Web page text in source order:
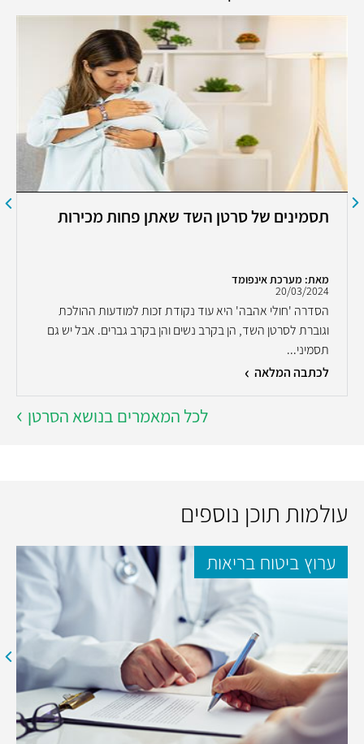
תסמינים של סרטן השד שאתן פחות מכירות
מאת: מערכת אינפומד
20/03/2024
הסדרה 'חולי אהבה' היא עוד נקודת זכות למודעות ההולכת
וגוברת לסרטן השד, הן בקרב נשים והן בקרב גברים. אבל יש גם
תסמיני...
לכתבה המלאה
לכל המאמרים בנושא הסרטן
עולמות תוכן נוספים
ערוץ ביטוח בריאות